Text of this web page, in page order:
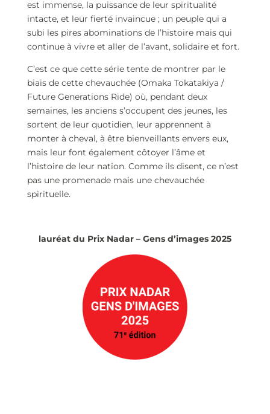
est immense, la puissance de leur spiritualité
intacte, et leur fierté invaincue ; un peuple qui a
subi les pires abominations de l’histoire mais qui
continue à vivre et aller de l’avant, solidaire et fort.
C’est ce que cette série tente de montrer par le
biais de cette chevauchée (Omaka Tokatakiya /
Future Generations Ride) où, pendant deux
semaines, les anciens s’occupent des jeunes, les
sortent de leur quotidien, leur apprennent à
monter à cheval, à être bienveillants envers eux,
mais leur font également côtoyer l’âme et
l’histoire de leur nation. Comme ils disent, ce n’est
pas une promenade mais une chevauchée
spirituelle.
lauréat du Prix Nadar – Gens d’images 2025